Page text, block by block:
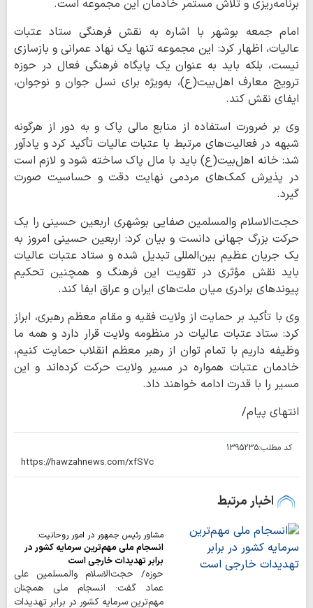
برنامه‌ریزی و تلاش مستمر خادمان این مجموعه است.
امام جمعه بوشهر با اشاره به نقش فرهنگی ستاد عتبات
عالیات، اظهار کرد: این مجموعه تنها یک نهاد عمرانی و بازسازی
نیست، بلکه باید به عنوان یک پایگاه فرهنگی فعال در حوزه
ترویج معارف اهل‌بیت(ع)، به‌ویژه برای نسل جوان و نوجوان،
ایفای نقش کند.
وی بر ضرورت استفاده از منابع مالی پاک و به دور از هرگونه
شبهه در فعالیت‌های مرتبط با عتبات عالیات تأکید کرد و یادآور
شد: خانه اهل‌بیت(ع) باید با مال پاک ساخته شود و لازم است
در پذیرش کمک‌های مردمی نهایت دقت و حساسیت صورت
گیرد.
حجت‌الاسلام والمسلمین صفایی بوشهری اربعین حسینی را یک
حرکت بزرگ جهانی دانست و بیان کرد: اربعین حسینی امروز به
یک جریان عظیم بین‌المللی تبدیل شده و ستاد عتبات عالیات
باید نقش مؤثری در تقویت این فرهنگ و همچنین تحکیم
پیوندهای برادری میان ملت‌های ایران و عراق ایفا کند.
وی با تأکید بر حمایت از ولایت فقیه و مقام معظم رهبری، ابراز
کرد: ستاد عتبات عالیات در منظومه ولایت قرار دارد و همه ما
وظیفه داریم با تمام توان از رهبر معظم انقلاب حمایت کنیم،
خادمان عتبات همواره در مسیر ولایت حرکت کرده‌اند و این
مسیر را با قدرت ادامه خواهند داد.
انتهای پیام/
کد مطلب:1395235
اخبار مرتبط
مشاور رئیس جمهور در امور روحانیت:
انسجام ملی مهم‌ترین سرمایه کشور در
برابر تهدیدات خارجی است
حوزه/ حجت‌الاسلام والمسلمین علی
عماد گفت: انسجام ملی همچنان
مهم‌ترین سرمایه کشور در برابر تهدیدات